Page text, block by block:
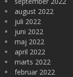
august 2022
juli 2022
juni 2022
maj 2022
april 2022
marts 2022
februar 2022